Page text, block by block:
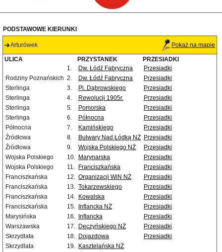
PODSTAWOWE KIERUNKI
Arturówek Pokaż na mapie
ULICA PRZYSTANEK
PRZESIADKI
1.
Dw. Łódź Fabryczna
Przesiadki
Rodziny Poznańskich 2. Dw. Łódź Fabryczna
Przesiadki
Sterlinga
3. Pl. Dąbrowskiego
Przesiadki
Sterlinga
4. Rewolucji 1905r.
Przesiadki
Sterlinga
5. Pomorska
Przesiadki
Sterlinga
6. Północna
Przesiadki
Północna
7. Kamińskiego
Przesiadki
Źródłowa
8. Bulwary Nad Łódką NŻ Przesiadki
Źródłowa
9. Wojska Polskiego NŻ
Przesiadki
Wojska Polskiego
10. Marynarska
Przesiadki
Wojska Polskiego
11. Franciszkańska
Przesiadki
Franciszkańska
12. Organizacji WiN NŻ
Przesiadki
Franciszkańska
13. Tokarzewskiego
Przesiadki
Franciszkańska
14. Kowalska
Przesiadki
Franciszkańska
15. Inflancka NŻ
Przesiadki
Marysińska
16. Inflancka
Przesiadki
Warszawska
17. Deczyńskiego NŻ
Przesiadki
Skrzydlata
18. Dojazdowa
Przesiadki
Skrzydlata
19. Kasztelańska NŻ